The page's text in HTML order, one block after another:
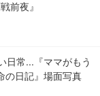
前夜』
日常...『ママがもう
の日記』場面写真